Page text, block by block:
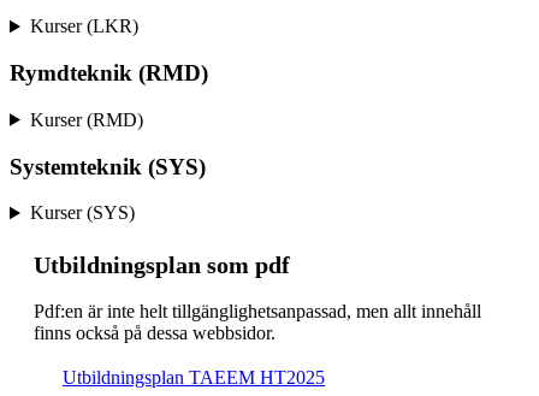
Kurser (LKR)
Rymdteknik (RMD)
Kurser (RMD)
Systemteknik (SYS)
Kurser (SYS)
Ut­bild­nings­plan som pdf
Pdf:en är inte helt till­gäng­lig­hets­an­pas­sad, men allt inne­håll
finns också på dessa webb­sidor.
Ut­bild­nings­plan TAEEM HT2025